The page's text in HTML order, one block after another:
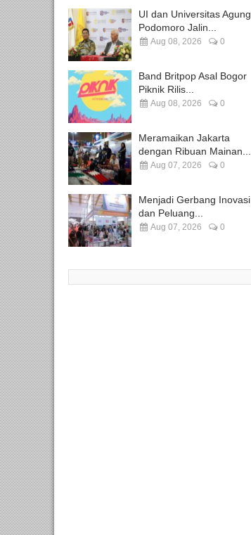
UI dan Universitas Agung
Podomoro Jalin...
Aug 08, 2026 0
Band Britpop Asal Bogor
Piknik Rilis...
Aug 08, 2026 0
Meramaikan Jakarta
dengan Ribuan Mainan...
Aug 07, 2026 0
Menjadi Gerbang Inovasi
dan Peluang...
Aug 07, 2026 0